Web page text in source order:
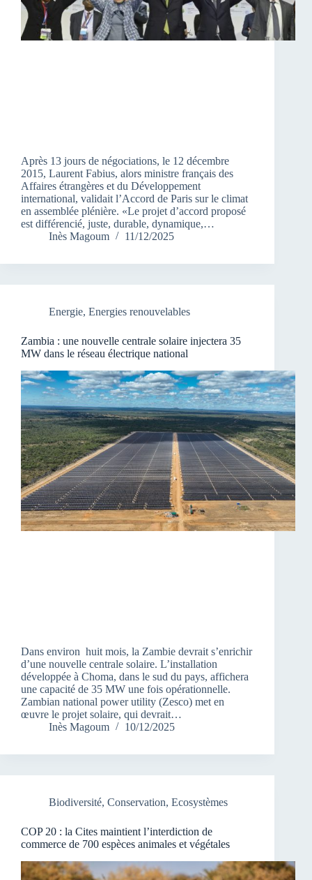
Après 13 jours de négociations, le 12 décembre
2015, Laurent Fabius, alors ministre français des
Affaires étrangères et du Développement
international, validait l’Accord de Paris sur le climat
en assemblée plénière. «Le projet d’accord proposé
est différencié, juste, durable, dynamique,…
Inès Magoum
11/12/2025
Energie, Energies renouvelables
Zambia : une nouvelle centrale solaire injectera 35
MW dans le réseau électrique national
Dans environ huit mois, la Zambie devrait s’enrichir
d’une nouvelle centrale solaire. L’installation
développée à Choma, dans le sud du pays, affichera
une capacité de 35 MW une fois opérationnelle.
Zambian national power utility (Zesco) met en
œuvre le projet solaire, qui devrait…
Inès Magoum
10/12/2025
Biodiversité, Conservation, Ecosystèmes
COP 20 : la Cites maintient l’interdiction de
commerce de 700 espèces animales et végétales